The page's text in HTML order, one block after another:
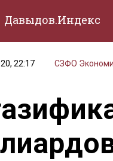
Давыдов.Индекс
22:17
СЗФО